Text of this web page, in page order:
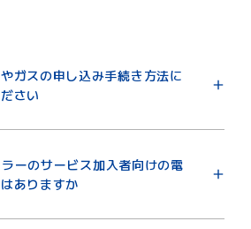
ガスの申し込み手続き方法に
さい
いただきお申し込みください。
ご利用いただけるエリアは、以下の
ーのサービス加入者向けの電
ありますか
給エリア注）でイグニチャーソーラ